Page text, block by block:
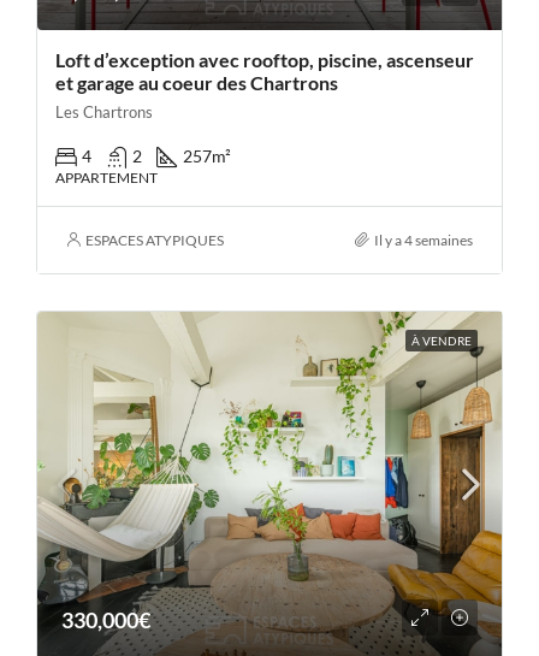
Loft d’exception avec rooftop, piscine, ascenseur
et garage au coeur des Chartrons
Les Chartrons
4 2 257m²
APPARTEMENT
ESPACES ATYPIQUES Il y a 4 semaines
À VENDRE
330,000€